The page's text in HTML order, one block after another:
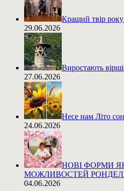
Кращий твір
29.06.2026
Виростають
27.06.2026
Несе нам Літо
24.06.2026
НОВІ ФОРМИ
МОЖЛИВОСТЕЙ
04.06.2026